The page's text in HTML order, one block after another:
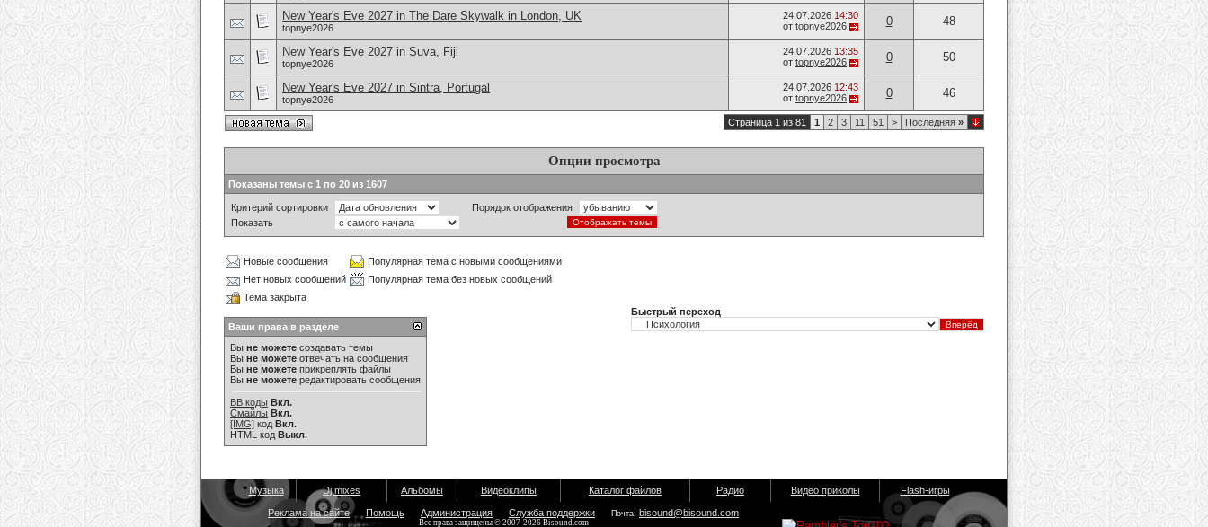
New Year's Eve 2027 in The Dare Skywalk in London, UK
topnye2026
24.07.2026 14:30
от topnye2026 0 48
New Year's Eve 2027 in Suva, Fiji
topnye2026
24.07.2026 13:35
от topnye2026 0 50
New Year's Eve 2027 in Sintra, Portugal
topnye2026
24.07.2026 12:43
от topnye2026 0 46
Страница 1 из 81 1 2 3 11 51 > Последняя »
Опции просмотра
Показаны темы с 1 по 20 из 1607
Критерий сортировки
Порядок отображения
Показать
Новые сообщения
Популярная тема с новыми сообщениями
Нет новых сообщений
Популярная тема без новых сообщений
Тема закрыта
Ваши права в разделе
Вы не можете создавать темы
Вы не можете отвечать на сообщения
Вы не можете прикреплять файлы
Вы не можете редактировать сообщения
BB коды Вкл.
Смайлы Вкл.
[IMG] код Вкл.
HTML код Выкл.
Быстрый переход
Музыка Dj mixes Альбомы Видеоклипы Каталог файлов Радио Видео приколы Flash-игры
Реклама на сайте Помощь Администрация Служба поддержки Почта: bisound@bisound.com
Все права защищены © 2007-2026 Bisound.com